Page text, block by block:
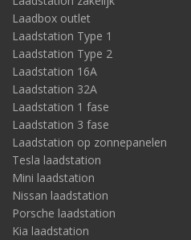
Laadbox outlet
Laadstation Type 1
Laadstation Type 2
Laadstation 16A
Laadstation 32A
Laadstation 1 fase
Laadstation 3 fase
Laadstation op zonnepanelen
Tesla laadstation
Mini laadstation
Nissan laadstation
Porsche laadstation
Kia laadstation